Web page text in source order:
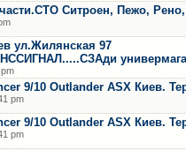
Ситроен, Пежо,
ул.Жилянская 97
9/10 Outlander ASX Киев.
pm
9/10 Outlander ASX Киев.
pm